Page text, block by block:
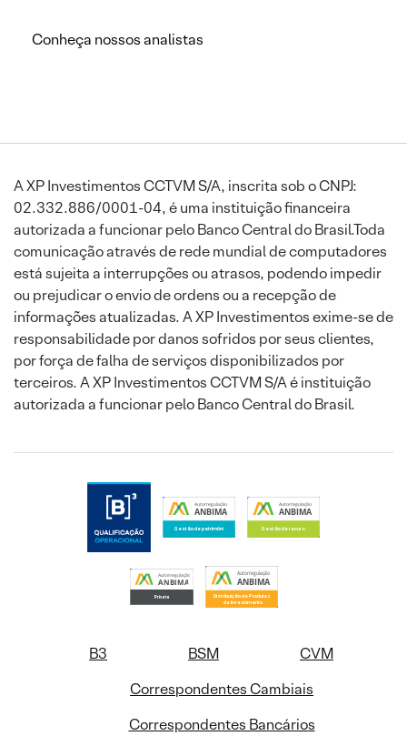
Conheça nossos analistas
A XP Investimentos CCTVM S/A, inscrita sob o CNPJ:
02.332.886/0001-04, é uma instituição financeira
autorizada a funcionar pelo Banco Central do Brasil.Toda
comunicação através de rede mundial de computadores
está sujeita a interrupções ou atrasos, podendo impedir
ou prejudicar o envio de ordens ou a recepção de
informações atualizadas. A XP Investimentos exime-se de
responsabilidade por danos sofridos por seus clientes,
por força de falha de serviços disponibilizados por
terceiros. A XP Investimentos CCTVM S/A é instituição
autorizada a funcionar pelo Banco Central do Brasil.
B3 BSM
CVM
Correspondentes Cambiais
Correspondentes Bancários